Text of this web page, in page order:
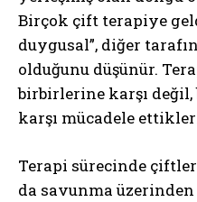
Birçok çift terapiye
duygusal”, diğer
olduğunu düşünür.
birbirlerine karşı
karşı mücadele
Terapi sürecinde
da savunma